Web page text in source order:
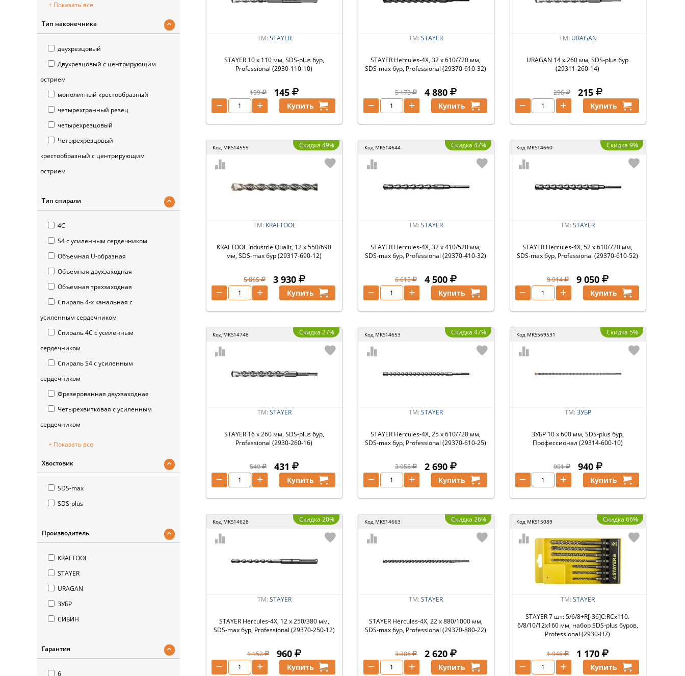
+ Показать все
Тип наконечника
двухрезцовый
Двухрезцовый с центрирующим
острием
монолитный крестообразный
четырехгранный резец
четырехрезцовый
Четырехрезцовый
крестообразный с центрирующим
острием
Тип спирали
4С
S4 с усиленным сердечником
Объемная U-образная
Объемная двухзаходная
Объемная трехзаходная
Спираль 4-х канальная с
усиленным сердечником
Спираль 4С с усиленным
сердечником
Спираль S4 с усиленным
сердечником
Фрезерованная двухзаходная
Четырехвитковая с усиленным
сердечником
+ Показать все
Хвостовик
SDS-max
SDS-plus
Производитель
KRAFTOOL
STAYER
URAGAN
ЗУБР
СИБИН
Гарантия
6
ТМ: STAYER
STAYER 10 x 110 мм, SDS-plus бур,
Professional (2930-110-10)
199 145
+
− Купить
ТМ:STAYER
STAYER Hercules-4Х, 32 x 610/720 мм,
SDS-max бур, Professional (29370-610-32)
5 173 4 880
+
− Купить
ТМ: URAGAN
URAGAN 14 х 260 мм, SDS-plus бур
(29311-260-14)
296 215
+
− Купить
Код MKS14559 Скидка 49%
ТМ: KRAFTOOL
KRAFTOOL Industrie Qualit, 12 x 550/690
мм, SDS-max бур (29317-690-12)
5 865 3 930
+
− Купить
Код MKS14644 Скидка 47%
ТМ:STAYER
STAYER Hercules-4Х, 32 x 410/520 мм,
SDS-max бур, Professional (29370-410-32)
6 615 4 500
+
− Купить
Код MKS14660 Скидка 9%
ТМ:STAYER
STAYER Hercules-4Х, 52 x 610/720 мм,
SDS-max бур, Professional (29370-610-52)
9 914 9 050
+
− Купить
Код MKS14748 Скидка 27%
ТМ: STAYER
STAYER 16 x 260 мм, SDS-plus бур,
Professional (2930-260-16)
549 431
+
− Купить
Код MKS14653 Скидка 47%
ТМ:STAYER
STAYER Hercules-4Х, 25 x 610/720 мм,
SDS-max бур, Professional (29370-610-25)
3 955 2 690
+
− Купить
Код MKS569531 Скидка 5%
ТМ: ЗУБР
ЗУБР 10 x 600 мм, SDS-plus бур,
Профессионал (29314-600-10)
991 940
+
− Купить
Код MKS14628 Скидка 20%
ТМ: STAYER
STAYER Hercules-4Х, 12 x 250/380 мм,
SDS-max бур, Professional (29370-250-12)
1 152 960
+
− Купить
Код MKS14663 Скидка 26%
ТМ:STAYER
STAYER Hercules-4Х, 22 x 880/1000 мм,
SDS-max бур, Professional (29370-880-22)
3 306 2 620
+
− Купить
Код MKS15089 Скидка 66%
ТМ:STAYER
STAYER 7 шт: 5/6/8+R[-36]C:RCx110.
6/8/10/12х160 мм, набор SDS-plus буров,
Professional (2930-H7)
1 946 1 170
+
− Купить